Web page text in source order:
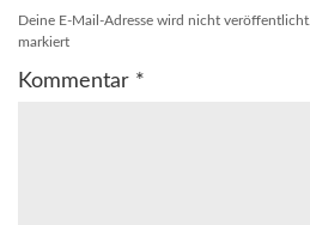
Deine E-Mail-Adresse wird nicht veröffentlicht.
markiert
Kommentar *